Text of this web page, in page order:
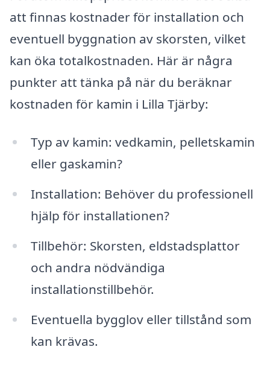
att finnas kostnader för installation och
eventuell byggnation av skorsten, vilket
kan öka totalkostnaden. Här är några
punkter att tänka på när du beräknar
kostnaden för kamin i Lilla Tjärby:
Typ av kamin: vedkamin, pelletskamin
eller gaskamin?
Installation: Behöver du professionell
hjälp för installationen?
Tillbehör: Skorsten, eldstadsplattor
och andra nödvändiga
installationstillbehör.
Eventuella bygglov eller tillstånd som
kan krävas.